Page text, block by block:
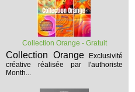
Collection Orange - Gratuit
Collection Orange
Exclusivité
créative réalisée par l'authoriste
Month...